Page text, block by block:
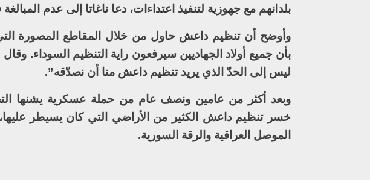
بلدانهم مع جهوزية لتنفيذ اعتداءات، دعا ناغاتا إلى عدم
وأوضح أن تنظيم داعش حاول من خلال المقاطع المصورة
بأن جميع أولاد الجهاديين سيرفعون راية التنظيم السوداء.
ليس إلى الحدّ الذي يريد تنظيم داعش منا أن نصدّقه”.
وبعد أكثر من عامين ونصف عام من حملة عسكرية يشنها
خسر تنظيم داعش الكثير من الأراضي التي كان يسيطر
الموصل العراقية والرقة السورية.